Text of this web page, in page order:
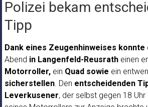
Polizei bekam
Tipp
Dank eines Zeugenhinweises konnte
Abend in Langenfeld-Reusratheinen
Motorroller,ein Quad sowie ein
sicherstellen. Den entscheidenden
Leverkusener, der selbst gegen 18